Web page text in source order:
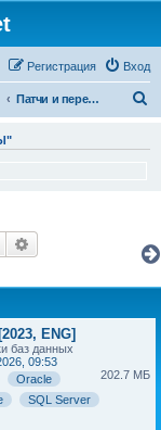
Вход
Регистрация
Патчи и переводы
и
Поиск Расширенный
ENG]
баз данных
09:53
202.7 МБ
Oracle
SQL Server